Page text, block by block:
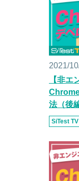
2021/
【非エ
法（後
SiTest TV